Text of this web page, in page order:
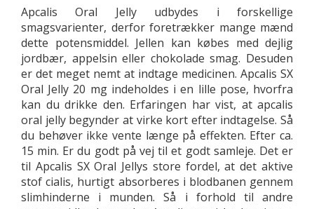
Apcalis Oral Jelly udbydes i forskellige
smagsvarienter, derfor foretrækker mange mænd
dette potensmiddel. Jellen kan købes med dejlig
jordbær, appelsin eller chokolade smag. Desuden
er det meget nemt at indtage medicinen. Apcalis SX
Oral Jelly 20 mg indeholdes i en lille pose, hvorfra
kan du drikke den. Erfaringen har vist, at apcalis
oral jelly begynder at virke kort efter indtagelse. Så
du behøver ikke vente længe på effekten. Efter ca.
15 min. Er du godt på vej til et godt samleje. Det er
til Apcalis SX Oral Jellys store fordel, at det aktive
stof cialis, hurtigt absorberes i blodbanen gennem
slimhinderne i munden. Så i forhold til andre